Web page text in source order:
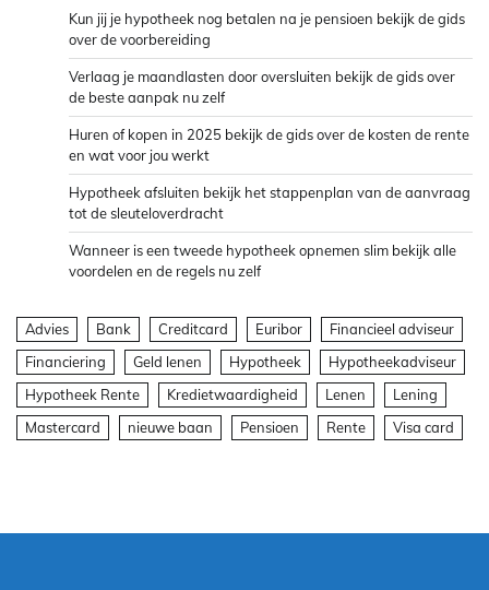
Kun jij je hypotheek nog betalen na je pensioen bekijk de gids
over de voorbereiding
Verlaag je maandlasten door oversluiten bekijk de gids over
de beste aanpak nu zelf
Huren of kopen in 2025 bekijk de gids over de kosten de rente
en wat voor jou werkt
Hypotheek afsluiten bekijk het stappenplan van de aanvraag
tot de sleuteloverdracht
Wanneer is een tweede hypotheek opnemen slim bekijk alle
voordelen en de regels nu zelf
Advies Bank Creditcard Euribor
Financieel adviseur
Financiering
Geld lenen Hypotheek
Hypotheekadviseur
Hypotheek Rente
Kredietwaardigheid Lenen
Lening
Mastercard
nieuwe baan Pensioen Rente Visa card